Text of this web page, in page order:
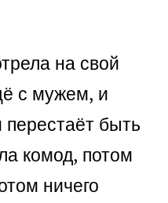
на свой
с мужем, и
перестаёт быть
комод, потом
ничего